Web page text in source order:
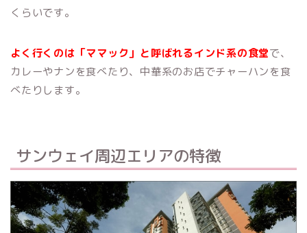
くらいです。
よく行くのは「ママック」と呼ばれるインド系の食堂で、
カレーやナンを食べたり、中華系のお店でチャーハンを食
べたりします。
サンウェイ周辺エリアの特徴